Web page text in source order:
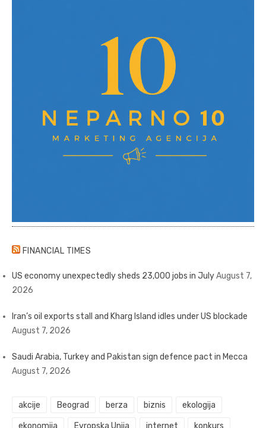
FINANCIAL TIMES
US economy unexpectedly sheds 23,000 jobs in JulyAugust 7,
2026
Iran’s oil exports stall and Kharg Island idles under US blockade
August 7, 2026
Saudi Arabia, Turkey and Pakistan sign defence pact in Mecca
August 7, 2026
akcije Beograd berza biznis ekologija
ekonomija Evropska Unija internet konkurs